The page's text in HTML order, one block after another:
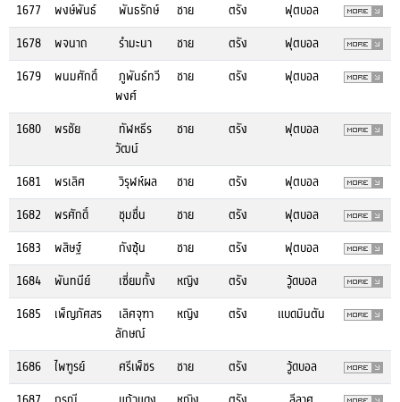
1677
พงษ์พันธ์ พันธรักษ์ ชาย ตรัง
ฟุตบอล
1678
พจนาถ รำมะนา ชาย ตรัง
ฟุตบอล
1679
พนมศักดิ์
ภูพันธ์ทวี
พงศ์
ชาย ตรัง ฟุตบอล
1680 พรชัย
ทัฬหธีร
วัฒน์
ชาย ตรัง ฟุตบอล
1681 พรเลิศ วิรุฬห์ผล ชาย ตรัง
ฟุตบอล
1682
พรศักดิ์ ชุมชื่น ชาย ตรัง
ฟุตบอล
1683
พสิษฐ์ กังซุ้น ชาย ตรัง
ฟุตบอล
1684
พันทนีย์ เซี่ยมกั้ง หญิง ตรัง
วู้ดบอล
1685
เพ็ญภัศสร
เลิศจุฑา
ลักษณ์
หญิง ตรัง แบดมินตัน
1686 ไพฑูรย์ ศรีเพ็ชร ชาย ตรัง
วู้ดบอล